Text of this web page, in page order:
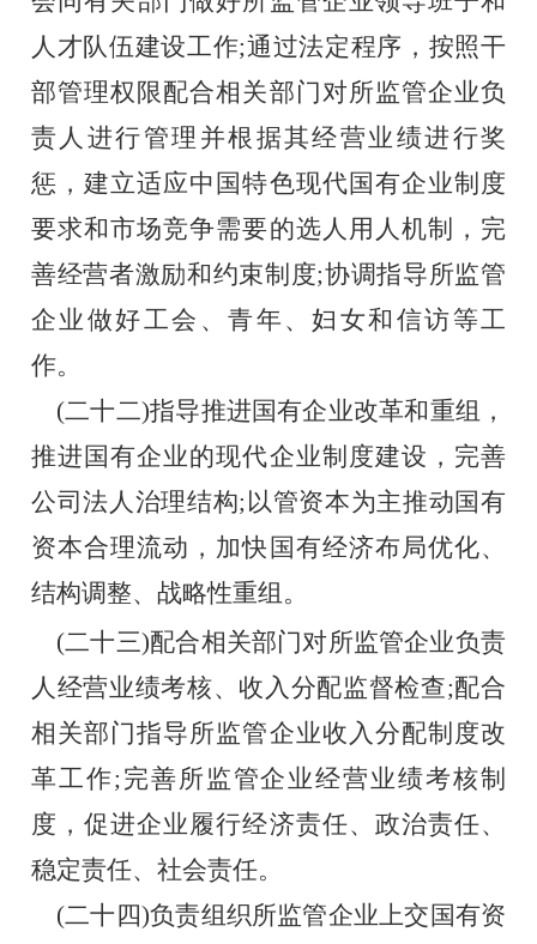
人才队伍建设工作;通过法定程序，按照干
部管理权限配合相关部门对所监管企业负
责人进行管理并根据其经营业绩进行奖
惩，建立适应中国特色现代国有企业制度
要求和市场竞争需要的选人用人机制，完
善经营者激励和约束制度;协调指导所监管
企业做好工会、青年、妇女和信访等工
作。
推进国有企业的现代企业制度建设，完善
公司法人治理结构;以管资本为主推动国有
资本合理流动，加快国有经济布局优化、
结构调整、战略性重组。
(二十三)配合相关部门对所监管企业负责
人经营业绩考核、收入分配监督检查;配合
相关部门指导所监管企业收入分配制度改
革工作;完善所监管企业经营业绩考核制
度，促进企业履行经济责任、政治责任、
稳定责任、社会责任。